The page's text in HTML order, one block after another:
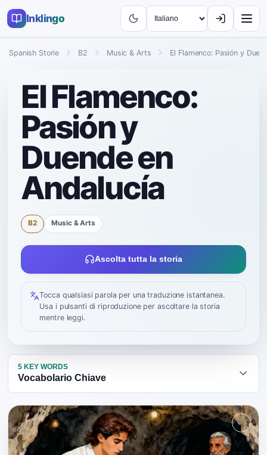
Inklingo
Spanish Storie B2 Music & Arts El Flamenco: Pasión y
El Flamenco:
Pasión y
Duende en
Andalucía
B2 Music & Arts
Ascolta tutta la storia
Tocca qualsiasi parola per una traduzione istantanea.
Usa i pulsanti di riproduzione per ascoltare la storia
mentre leggi.
5 KEY WORDS
Vocabolario Chiave